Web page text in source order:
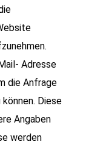
Adresse
die Anfrage
Diese
Angaben
werden